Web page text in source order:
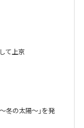
て上京
冬の太陽～」を発